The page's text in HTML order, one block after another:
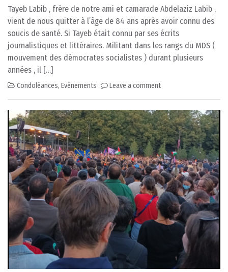
Tayeb Labib , frère de notre ami et camarade Abdelaziz Labib ,
vient de nous quitter à l’âge de 84 ans après avoir connu des
soucis de santé. Si Tayeb était connu par ses écrits
journalistiques et littéraires. Militant dans les rangs du MDS (
mouvement des démocrates socialistes ) durant plusieurs
années , il […]
Condoléances, Evénements Leave a comment